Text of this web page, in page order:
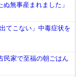
無事産まれました」
てこない」中毒症状を
民家で至福の朝ごはん